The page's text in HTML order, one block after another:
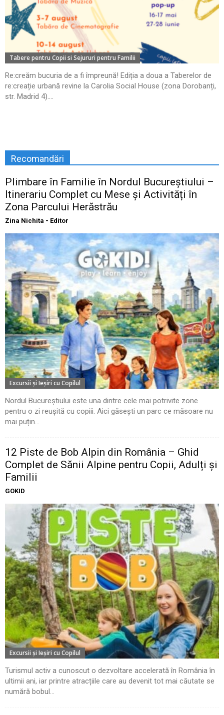
Tabere pentru Copii si Sejururi pentru Familii
Re:creăm bucuria de a fi împreună! Ediția a doua a Taberelor de
re:creație urbană revine la Carolia Social House (zona Dorobanți,
str. Madrid 4)....
Recomandări
Plimbare în Familie în Nordul Bucureștiului –
Itinerariu Complet cu Mese și Activități în
Zona Parcului Herăstrău
Zina Nichita - Editor
Excursii şi Ieşiri cu Copilul
Nordul Bucureștiului este una dintre cele mai potrivite zone
pentru o zi reușită cu copiii. Aici găsești un parc ce măsoare nu
mai puțin...
12 Piste de Bob Alpin din România – Ghid
Complet de Sănii Alpine pentru Copii, Adulți și
Familii
GOKID
Excursii şi Ieşiri cu Copilul
Turismul activ a cunoscut o dezvoltare accelerată în România în
ultimii ani, iar printre atracțiile care au devenit tot mai căutate se
numără bobul...